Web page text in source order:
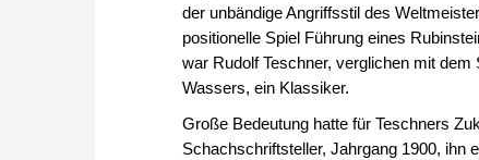
der unbändige Angriffsstil des
positionelle Spiel Führung eines
war Rudolf Teschner, verglichen mit
Wassers, ein Klassiker.
Große Bedeutung hatte für Teschners
Schachschriftsteller, Jahrgang 1900, ihn